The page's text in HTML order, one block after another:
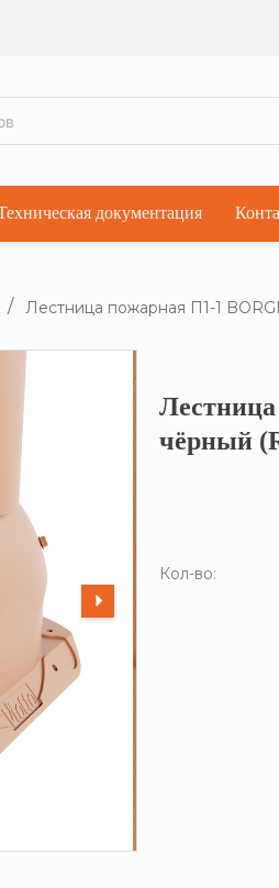
документация
Лестница пожарная П1-1
чёрный
Кол-во: